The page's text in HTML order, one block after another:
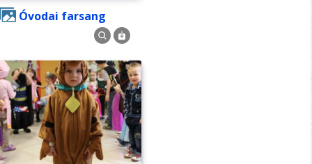
Óvodai farsang